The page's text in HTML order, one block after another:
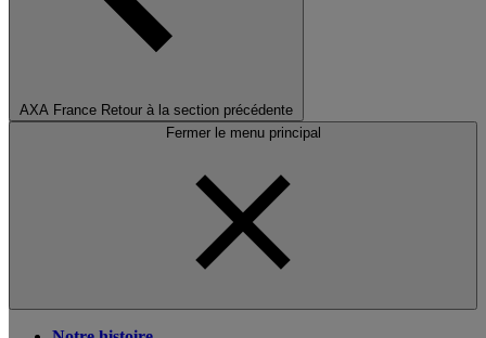
AXA France Retour à la section précédente
Fermer le menu principal